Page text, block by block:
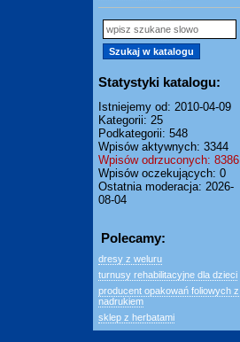
Statystyki katalogu:
Istniejemy od: 2010-04-09
Kategorii: 25
Podkategorii: 548
Wpisów aktywnych: 3344
Wpisów odrzuconych: 8386
Wpisów oczekujących: 0
Ostatnia moderacja: 2026-
08-04
Polecamy:
dresy z weluru
turnusy rehabilitacyjne dla dzieci
producent opakowań foliowych z
nadrukiem
sklep z herbatami